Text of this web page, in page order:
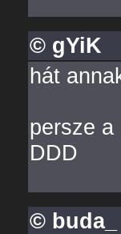
© gYiK
hát
persze
DDD
© buda_